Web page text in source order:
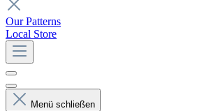
Our Patterns
Local Store
Menü schließen